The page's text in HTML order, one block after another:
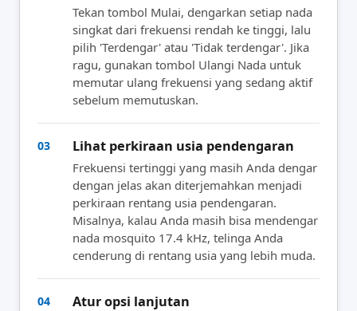
Tekan tombol Mulai, dengarkan setiap nada
singkat dari frekuensi rendah ke tinggi, lalu
pilih 'Terdengar' atau 'Tidak terdengar'. Jika
ragu, gunakan tombol Ulangi Nada untuk
memutar ulang frekuensi yang sedang aktif
sebelum memutuskan.
03 Lihat perkiraan usia pendengaran
Frekuensi tertinggi yang masih Anda dengar
dengan jelas akan diterjemahkan menjadi
perkiraan rentang usia pendengaran.
Misalnya, kalau Anda masih bisa mendengar
nada mosquito 17.4 kHz, telinga Anda
cenderung di rentang usia yang lebih muda.
04 Atur opsi lanjutan